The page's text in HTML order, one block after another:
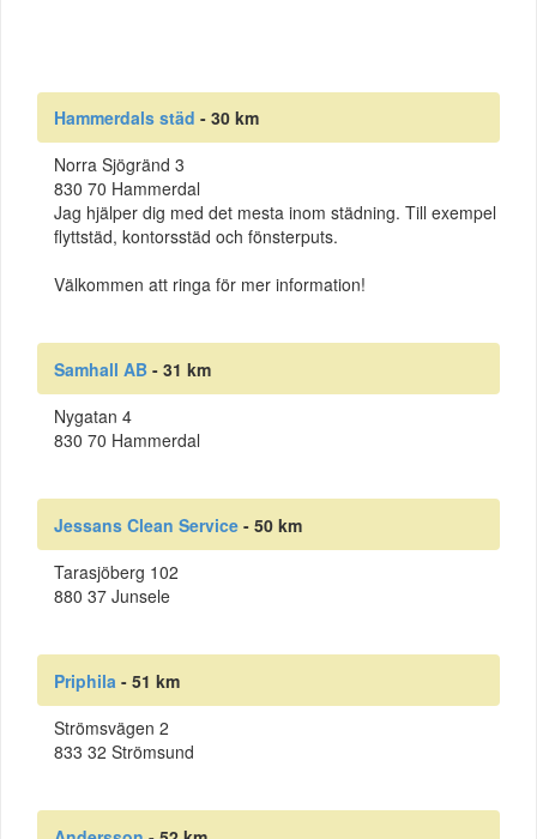
Hammerdals städ - 30 km
Norra Sjögränd 3
830 70 Hammerdal
Jag hjälper dig med det mesta inom städning. Till exempel
flyttstäd, kontorsstäd och fönsterputs.
Välkommen att ringa för mer information!
Samhall AB - 31 km
Nygatan 4
830 70 Hammerdal
Jessans Clean Service - 50 km
Tarasjöberg 102
880 37 Junsele
Priphila - 51 km
Strömsvägen 2
833 32 Strömsund